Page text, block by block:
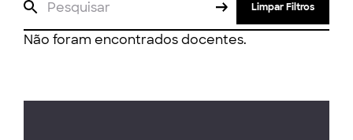
Limpar Filtros
Não foram encontrados docentes.